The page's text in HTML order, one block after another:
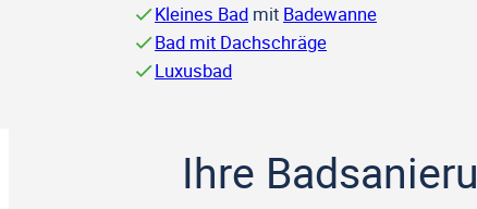
Kleines Bad mit Badewanne
Bad mit Dachschräge
Luxusbad
Ihre